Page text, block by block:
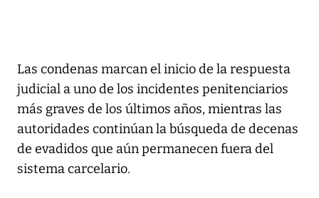
Las condenas marcan el inicio de la respuesta
judicial a uno de los incidentes penitenciarios
más graves de los últimos años, mientras las
autoridades continúan la búsqueda de decenas
de evadidos que aún permanecen fuera del
sistema carcelario.